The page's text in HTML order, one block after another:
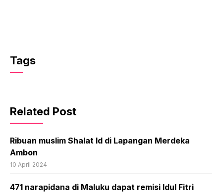
Tags
Related Post
Ribuan muslim Shalat Id di Lapangan Merdeka
Ambon
10 April 2024
471 narapidana di Maluku dapat remisi Idul Fitri